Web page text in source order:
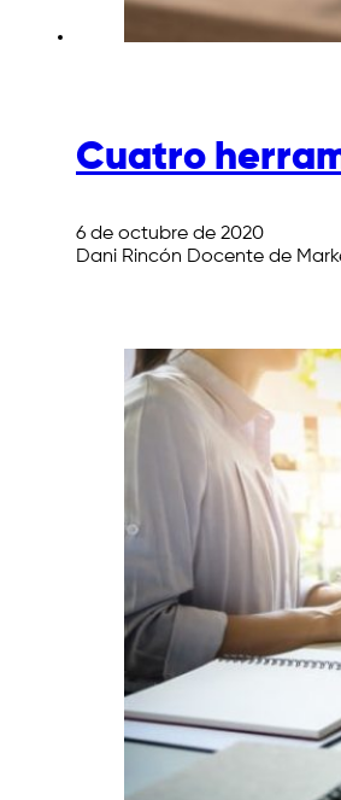
Cuatro
6 de octubre de 2020
Dani Rincón Docente de